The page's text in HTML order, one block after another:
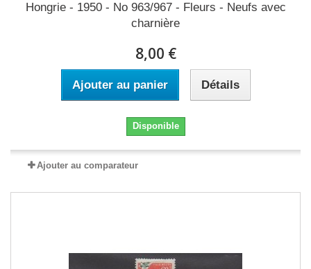
Hongrie - 1950 - No 963/967 - Fleurs - Neufs avec
charnière
8,00 €
Ajouter au panier Détails
Disponible
Ajouter au comparateur